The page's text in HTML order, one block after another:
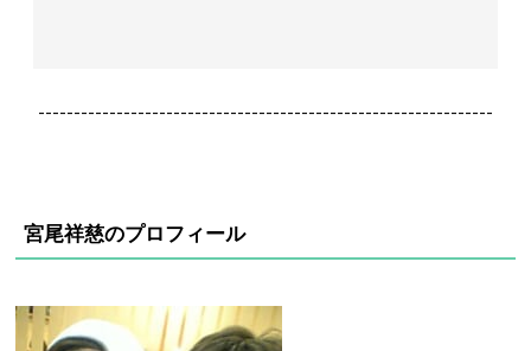
----------------------------------------------------------------
宮尾祥慈のプロフィール